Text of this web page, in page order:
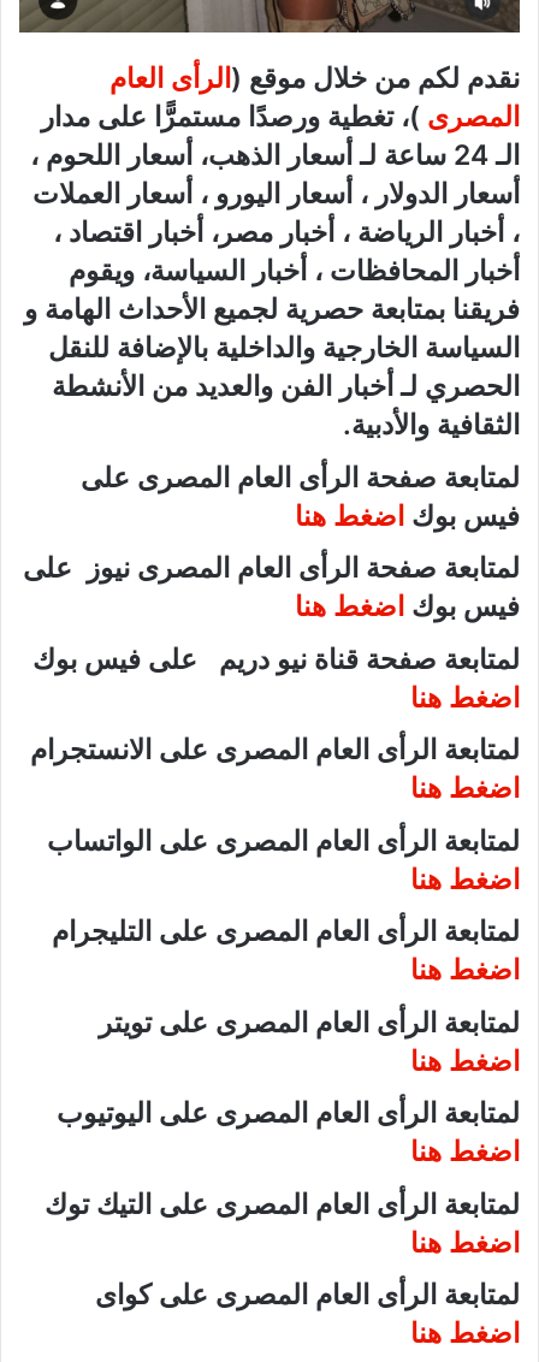
نقدم لكم من خلال موقع ( الرأى العام
المصرى )، تغطية ورصدًا مستمرًّا على مدار
الـ 24 ساعة لـ أسعار الذهب، أسعار اللحوم ،
أسعار الدولار ، أسعار اليورو ، أسعار العملات
، أخبار الرياضة ، أخبار مصر، أخبار اقتصاد ،
أخبار المحافظات ، أخبار السياسة، ويقوم
فريقنا بمتابعة حصرية لجميع الأحداث الهامة و
السياسة الخارجية والداخلية بالإضافة للنقل
الحصري لـ أخبار الفن والعديد من الأنشطة
الثقافية والأدبية.
لمتابعة صفحة الرأى العام المصرى على
فيس بوك اضغط هنا
لمتابعة صفحة الرأى العام المصرى نيوز على
فيس بوك اضغط هنا
لمتابعة صفحة قناة نيو دريم على فيس بوك
اضغط هنا
لمتابعة الرأى العام المصرى على الانستجرام
اضغط هنا
لمتابعة الرأى العام المصرى على الواتساب
اضغط هنا
لمتابعة الرأى العام المصرى على التليجرام
اضغط هنا
لمتابعة الرأى العام المصرى على تويتر
اضغط هنا
لمتابعة الرأى العام المصرى على اليوتيوب
اضغط هنا
لمتابعة الرأى العام المصرى على التيك توك
اضغط هنا
لمتابعة الرأى العام المصرى على كواى
اضغط هنا